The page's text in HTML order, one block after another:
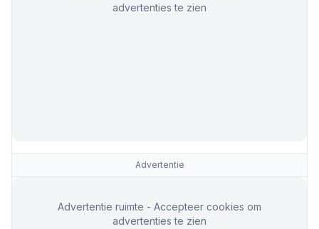
advertenties te zien
Advertentie
Advertentie ruimte - Accepteer cookies om
advertenties te zien